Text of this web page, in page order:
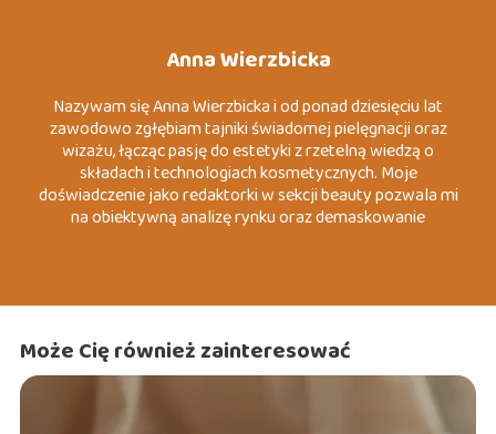
Anna Wierzbicka
Nazywam się Anna Wierzbicka i od ponad dziesięciu lat
zawodowo zgłębiam tajniki świadomej pielęgnacji oraz
wizażu, łącząc pasję do estetyki z rzetelną wiedzą o
składach i technologiach kosmetycznych. Moje
doświadczenie jako redaktorki w sekcji beauty pozwala mi
na obiektywną analizę rynku oraz demaskowanie
(slow fashion) oraz psychologią koloru wizerunku. Moim
wskazówek, które pomagają czytelnikom budować
pewność siebie poprzez autentyczny i przemyślany styl.
Może Cię również zainteresować